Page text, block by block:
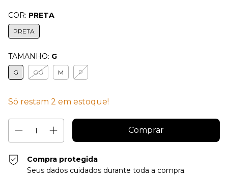
COR: PRETA
PRETA
TAMANHO: G
G GG M P
Só restam 2 em estoque!
Compra protegida
Seus dados cuidados durante toda a compra.